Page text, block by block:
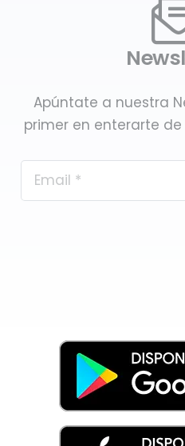
Apúntate a nuestra
primer en enterarte